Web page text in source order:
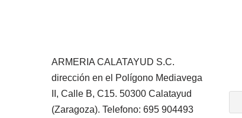
ARMERIA CALATAYUD S.C.
dirección en el Polígono Mediavega
II, Calle B, C15. 50300 Calatayud
(Zaragoza). Telefono: 695 904493